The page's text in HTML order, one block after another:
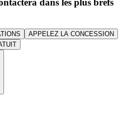
dans les plus brefs
APPELEZ LA CONCESSION